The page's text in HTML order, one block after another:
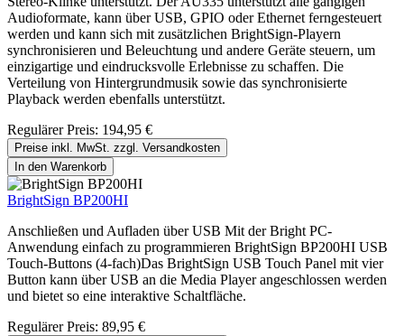
Audioformate, kann über USB, GPIO oder Ethernet ferngesteuert
werden und kann sich mit zusätzlichen BrightSign-Playern
synchronisieren und Beleuchtung und andere Geräte steuern, um
einzigartige und eindrucksvolle Erlebnisse zu schaffen. Die
Verteilung von Hintergrundmusik sowie das synchronisierte
Playback werden ebenfalls unterstützt.
Regulärer Preis: 194,95 €
Preise inkl. MwSt. zzgl. Versandkosten
In den Warenkorb
BrightSign BP200HI
Anschließen und Aufladen über USB Mit der Bright PC-
Anwendung einfach zu programmieren BrightSign BP200HI USB
Touch-Buttons (4-fach)Das BrightSign USB Touch Panel mit vier
Button kann über USB an die Media Player angeschlossen werden
und bietet so eine interaktive Schaltfläche.
Regulärer Preis: 89,95 €